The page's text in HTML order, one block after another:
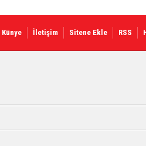
Künye İletişim Sitene Ekle RSS